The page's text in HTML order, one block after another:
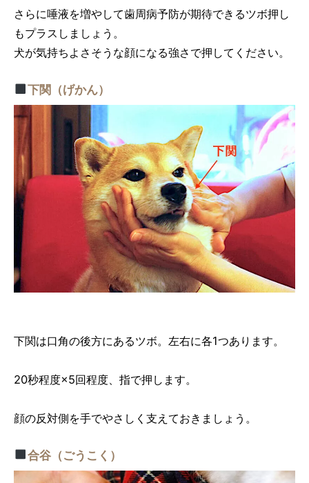
さらに唾液を増やして歯周病予防が期待できるツボ押し
もプラスしましょう。
犬が気持ちよさそうな顔になる強さで押してください。
下関（げかん）
下関は口角の後方にあるツボ。左右に各1つあります。
20秒程度×5回程度、指で押します。
顔の反対側を手でやさしく支えておきましょう。
合谷（ごうこく）